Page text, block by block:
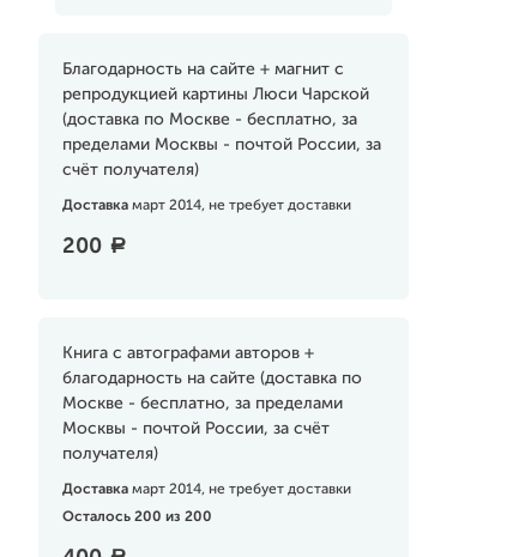
Благодарность на сайте + магнит с
репродукцией картины Люси Чарской
(доставка по Москве - бесплатно, за
пределами Москвы - почтой России, за
счёт получателя)
Доставка март 2014, не требует доставки
200 a
Книга с автографами авторов +
благодарность на сайте (доставка по
Москве - бесплатно, за пределами
Москвы - почтой России, за счёт
получателя)
Доставка март 2014, не требует доставки
Осталось 200 из 200